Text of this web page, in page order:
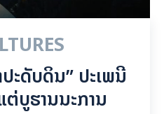
ະດັບດິນ” ປະເພນີ
ບູຮານນະການ